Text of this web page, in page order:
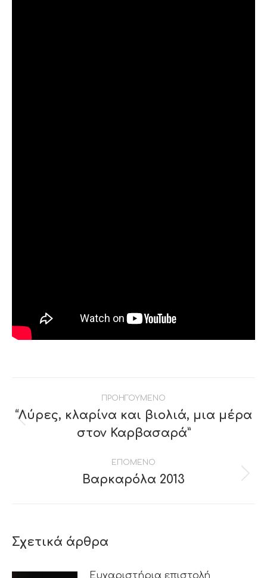
navigation
ΠΡΟΗΓΟΥΜΕΝΟ
Previous
post:
“Λύρες, κλαρίνα και βιολιά, μια μέρα
στον Καρβασαρά”
ΕΠΟΜΕΝΟ
Next
Βαρκαρόλα 2013
Σχετικά άρθρα
Ευχαριστήρια επιστολή